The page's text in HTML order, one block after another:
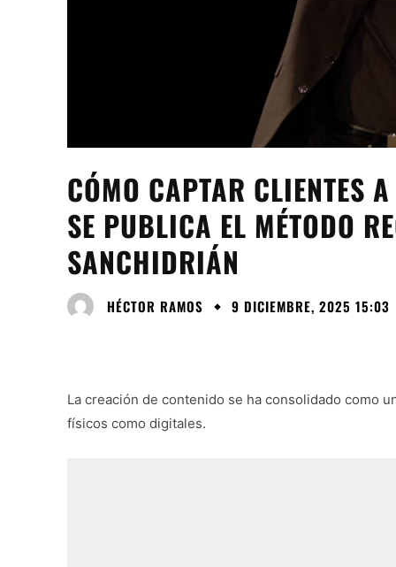
CÓMO CAPTAR CLIENTES
SE PUBLICA EL MÉTODO
SANCHIDRIÁN
HÉCTOR RAMOS 9 DICIEMBRE, 2025 15:03
La creación de contenido se ha consolidado como
físicos como digitales.